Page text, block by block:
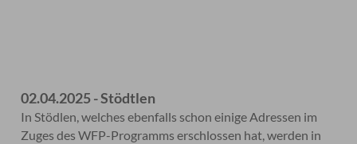
02.04.2025 - Stödtlen
In Stödlen, welches ebenfalls schon einige Adressen im
Zuges des WFP-Programms erschlossen hat, werden in